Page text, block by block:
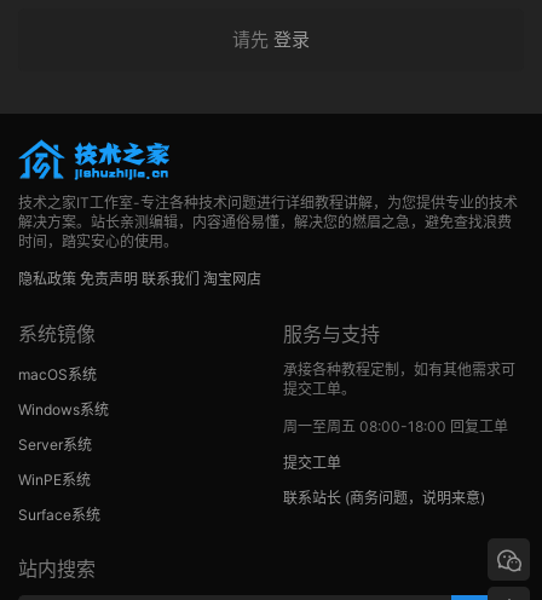
请先 登录
技术之家IT工作室-专注各种技术问题进行详细教程讲解，为您提供专业的技术
解决方案。站长亲测编辑，内容通俗易懂，解决您的燃眉之急，避免查找浪费
时间，踏实安心的使用。
隐私政策 免责声明 联系我们 淘宝网店
系统镜像
macOS系统
Windows系统
Server系统
WinPE系统
Surface系统
服务与支持
承接各种教程定制，如有其他需求可
提交工单。
周一至周五 08:00-18:00 回复工单
提交工单
联系站长 (商务问题，说明来意)
站内搜索